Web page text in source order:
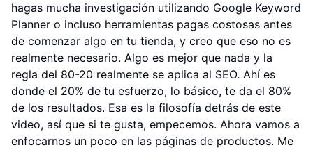
hagas mucha investigación utilizando Google Keyword
Planner o incluso herramientas pagas costosas antes
de comenzar algo en tu tienda, y creo que eso no es
realmente necesario. Algo es mejor que nada y la
regla del 80-20 realmente se aplica al SEO. Ahí es
donde el 20% de tu esfuerzo, lo básico, te da el 80%
de los resultados. Esa es la filosofía detrás de este
video, así que si te gusta, empecemos. Ahora vamos a
enfocarnos un poco en las páginas de productos. Me